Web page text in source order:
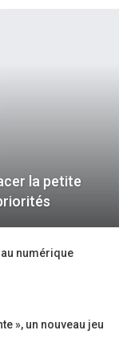
la petite
numérique
», un nouveau jeu